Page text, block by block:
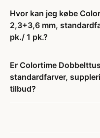
Hvor kan jeg købe
2,3+3,6 mm,
pk./ 1 pk.?
Er Colortime
standardfarver,
tilbud?